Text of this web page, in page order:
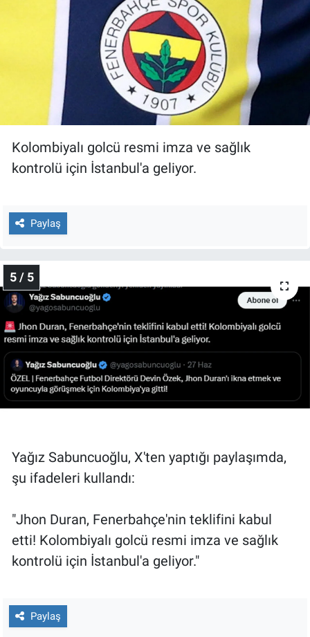
Kolombiyalı golcü resmi imza ve sağlık
kontrolü için İstanbul'a geliyor.
Paylaş
5 / 5
Yağız Sabuncuoğlu, X'ten yaptığı paylaşımda,
şu ifadeleri kullandı:
"Jhon Duran, Fenerbahçe'nin teklifini kabul
etti! Kolombiyalı golcü resmi imza ve sağlık
kontrolü için İstanbul'a geliyor."
Paylaş